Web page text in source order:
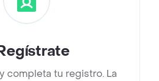
completa tu registro. La